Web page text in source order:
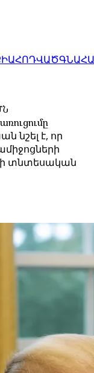
ՀՈԴՎԱԾ
նշել է, որ
տնտեսական